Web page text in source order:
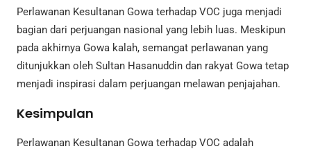
Perlawanan Kesultanan Gowa terhadap VOC juga menjadi
bagian dari perjuangan nasional yang lebih luas. Meskipun
pada akhirnya Gowa kalah, semangat perlawanan yang
ditunjukkan oleh Sultan Hasanuddin dan rakyat Gowa tetap
menjadi inspirasi dalam perjuangan melawan penjajahan.
Kesimpulan
Perlawanan Kesultanan Gowa terhadap VOC adalah